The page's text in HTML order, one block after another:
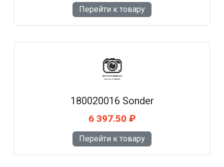
Перейти к товару
180020016 Sonder
6 397.50 ₽
Перейти к товару